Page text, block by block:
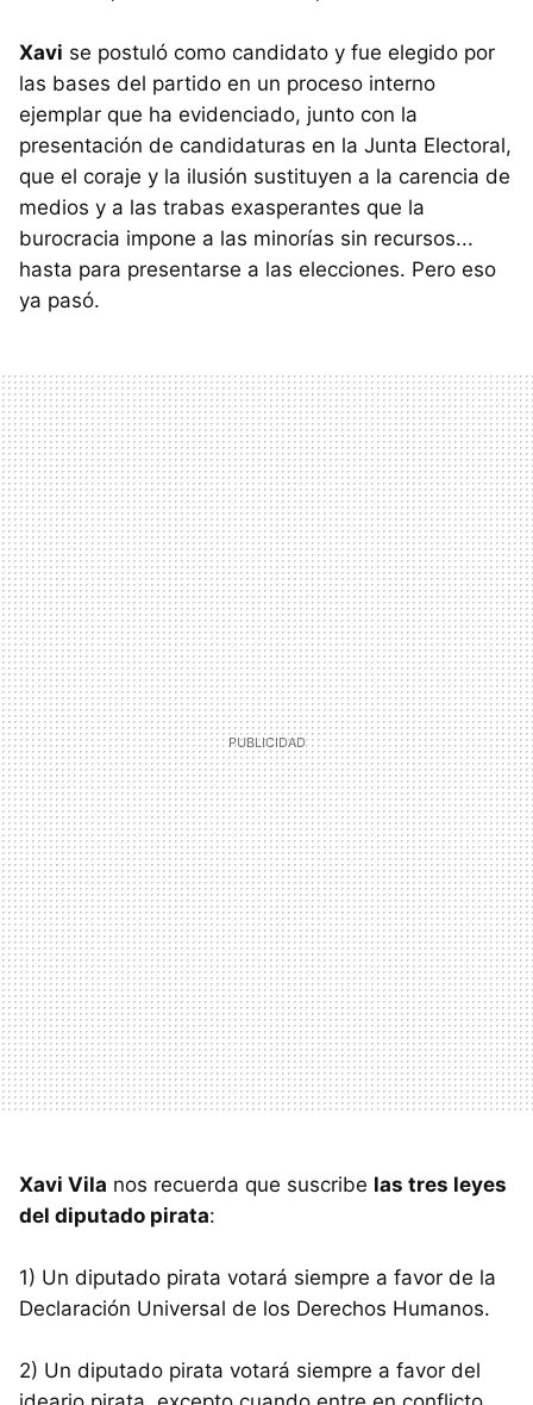
Xavi se postuló como candidato y fue elegido por
las bases del partido en un proceso interno
ejemplar que ha evidenciado, junto con la
presentación de candidaturas en la Junta Electoral,
que el coraje y la ilusión sustituyen a la carencia de
medios y a las trabas exasperantes que la
burocracia impone a las minorías sin recursos...
hasta para presentarse a las elecciones. Pero eso
ya pasó.
Xavi Vila nos recuerda que suscribe las tres leyes
del diputado pirata:
1) Un diputado pirata votará siempre a favor de la
Declaración Universal de los Derechos Humanos.
2) Un diputado pirata votará siempre a favor del